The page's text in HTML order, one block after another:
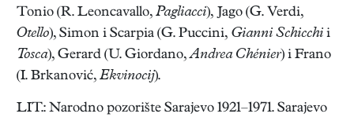
Tonio (R. Leoncavallo, Pagliacci), Jago (G. Verdi,
Otello), Simon i Scarpia (G. Puccini, Gianni Schicchi i
Tosca), Gerard (U. Giordano,Andrea Chénier) i Frano
(I. Brkanović, Ekvinocij).
LIT.: Narodno pozorište Sarajevo 1921–1971. Sarajevo